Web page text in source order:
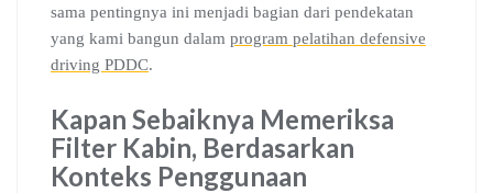
sama pentingnya ini menjadi bagian dari pendekatan
yang kami bangun dalam program pelatihan defensive
driving PDDC.
Kapan Sebaiknya Memeriksa
Filter Kabin, Berdasarkan
Konteks Penggunaan